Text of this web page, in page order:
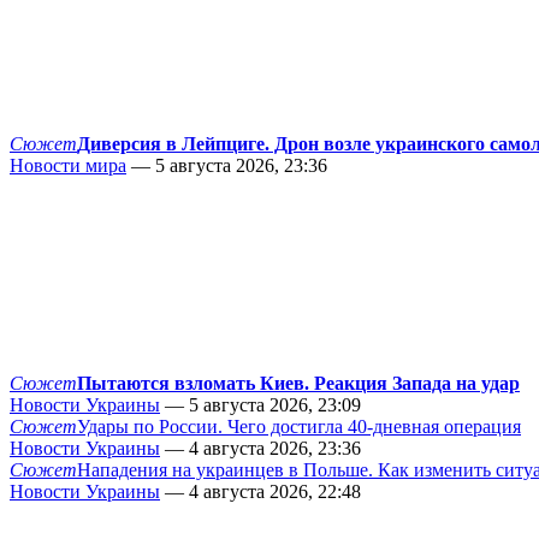
СюжетДиверсия в Лейпциге. Дрон возле украинского
Новости мира — 5 августа 2026, 23:36
СюжетПытаются взломать Киев. Реакция Запада на удар
Новости Украины — 5 августа 2026, 23:09
СюжетУдары по России. Чего достигла 40-дневная операция
Новости Украины — 4 августа 2026, 23:36
СюжетНападения на украинцев в Польше. Как изменить
Новости Украины — 4 августа 2026, 22:48